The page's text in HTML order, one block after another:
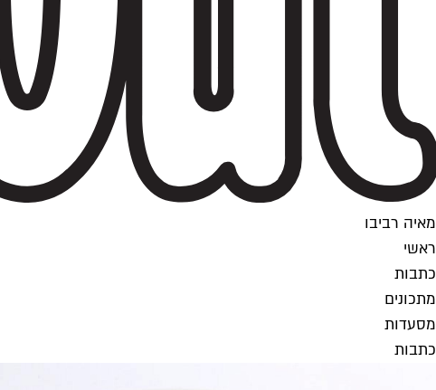
מאיה רביבו
ראשי
כתבות
מתכונים
מסעדות
כתבות